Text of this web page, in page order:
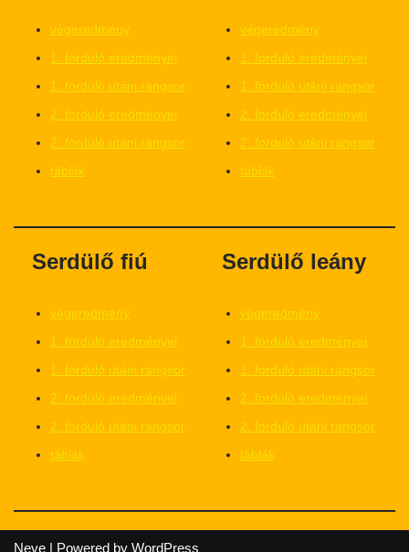
végeredmény
1. forduló eredményei
1. forduló utáni rangsor
2. forduló eredményei
2. forduló utáni rangsor
táblák
végeredmény
1. forduló eredményei
1. forduló utáni rangsor
2. forduló eredményei
2. forduló utáni rangsor
táblák
Serdülő fiú
végeredmény
1. forduló eredményei
1. forduló utáni rangsor
2. forduló eredményei
2. forduló utáni rangsor
táblák
Serdülő leány
végeredmény
1. forduló eredményei
1. forduló utáni rangsor
2. forduló eredményei
2. forduló utáni rangsor
táblák
Neve | Powered by WordPress